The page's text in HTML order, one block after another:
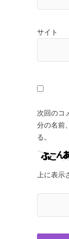
サイト
次回のコ
分の名前
る。
上に表示